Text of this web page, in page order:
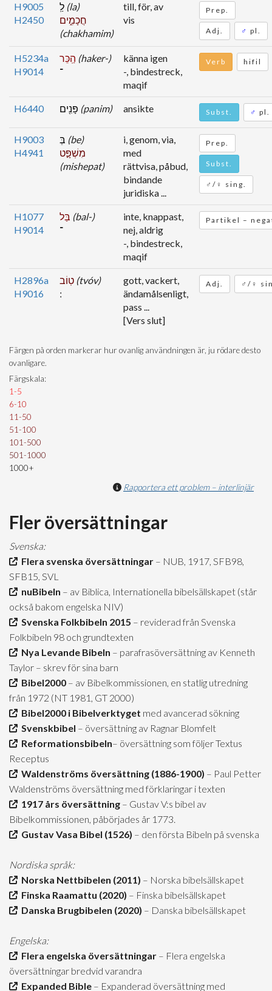
H9005
H2450
(la)
חֲכָמִ֑ים
(chakhamim)
till, för, av
vis
Prep.
Adj. ♂ pl.
H5234a
H9014
(haker-)
־
känna igen
-, bindestreck,
maqif
Verb hifil
H6440 (panim) ansikte Subst. ♂ pl.
H9003
H4941
(be)
מִשְׁפָּ֣ט
(mishepat)
i, genom, via,
med
rättvisa, påbud,
bindande
juridiska ...
Prep.
Subst.
♂/♀ sing.
H1077
H9014
(bal-)
־
inte, knappast,
nej, aldrig
-, bindestreck,
maqif
Partikel –
H2896a
H9016
(tvóv)
gott, vackert,
ändamålsenligt,
pass ...
[Vers slut]
Adj. ♂/♀
Färgen på orden markerar hur ovanlig användningen är, ju rödare desto
ovanligare.
Färgskala:
1-5
6-10
11-50
51-100
101-500
501-1000
1000+
Rapportera ett problem – interlinjär
Fler översättningar
Svenska:
Flera svenska översättningar – NUB, 1917, SFB98,
SFB15, SVL
nuBibeln – av Biblica, Internationella bibelsällskapet (står
också bakom engelska NIV)
Svenska Folkbibeln 2015 – reviderad från Svenska
Folkbibeln 98 och grundtexten
Nya Levande Bibeln – parafrasöversättning av Kenneth
Taylor – skrev för sina barn
Bibel2000 – av Bibelkommissionen, en statlig utredning
från 1972 (NT 1981, GT 2000)
Bibel2000 i Bibelverktyget med avancerad sökning
Svenskbibel – översättning av Ragnar Blomfelt
Reformationsbibeln– översättning som följer Textus
Receptus
Waldenströms översättning (1886-1900) – Paul Petter
Waldenströms översättning med förklaringar i texten
1917 års översättning – Gustav V:s bibel av
Bibelkommissionen, påbörjades år 1773.
Gustav Vasa Bibel (1526) – den första Bibeln på svenska
Nordiska språk:
Norska Nettbibelen (2011) – Norska bibelsällskapet
Finska Raamattu (2020) – Finska bibelsällskapet
Danska Brugbibelen (2020) – Danska bibelsällskapet
Engelska:
Flera engelska översättningar – Flera engelska
översättningar bredvid varandra
Expanded Bible – Expanderad översättning med